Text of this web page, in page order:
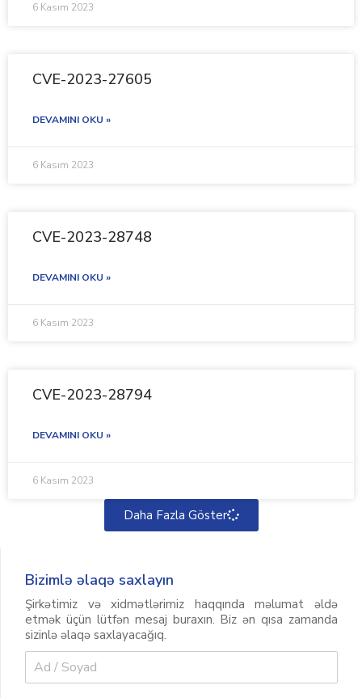
6 Kasım 2023
CVE-2023-27605
DEVAMINI OKU »
6 Kasım 2023
CVE-2023-28748
DEVAMINI OKU »
6 Kasım 2023
CVE-2023-28794
DEVAMINI OKU »
6 Kasım 2023
Daha Fazla Göster
Bizimlə əlaqə saxlayın
Şirkətimiz və xidmətlərimiz haqqında məlumat əldə
etmək üçün lütfən mesaj buraxın. Biz ən qısa zamanda
sizinlə əlaqə saxlayacağıq.